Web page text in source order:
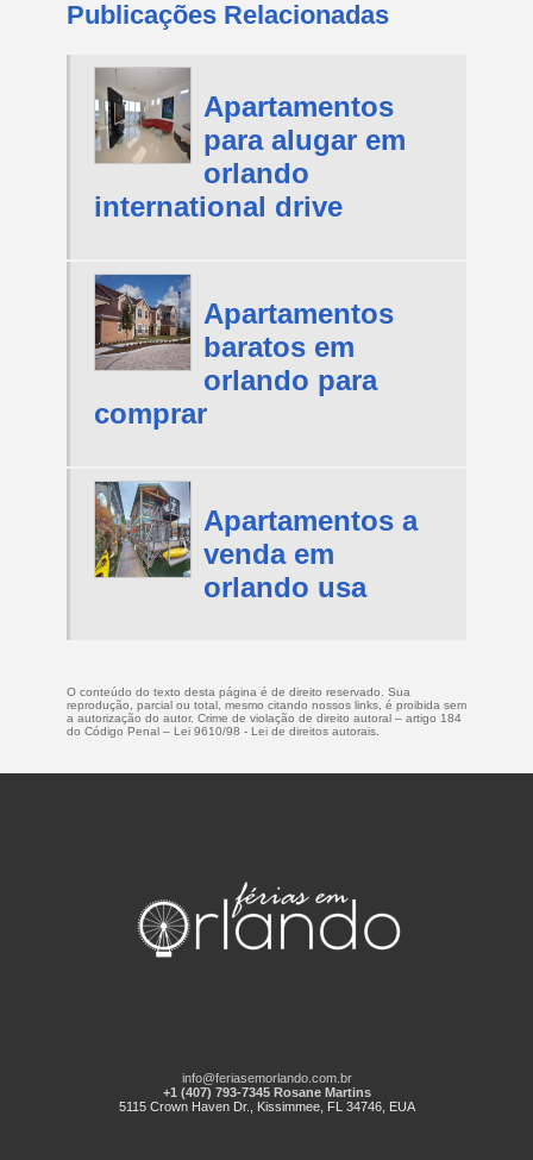
Publicações Relacionadas
Apartamentos
para alugar em
orlando
international drive
Apartamentos
baratos em
orlando para
comprar
Apartamentos a
venda em
orlando usa
O conteúdo do texto desta página é de direito reservado. Sua
reprodução, parcial ou total, mesmo citando nossos links, é proibida sem
a autorização do autor. Crime de violação de direito autoral – artigo 184
do Código Penal – Lei 9610/98 - Lei de direitos autorais
info@feriasemorlando.com.br
+1 (407) 793-7345 Rosane Martins
5115 Crown Haven Dr., Kissimmee, FL 34746, EUA